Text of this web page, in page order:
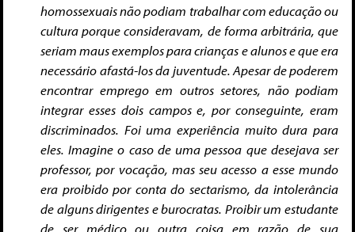
homossexuais não podiam trabalhar com educação ou
cultura porque consideravam, de forma arbitrária, que
seriam maus exemplos para crianças e alunos e que era
necessário afastá-los da juventude. Apesar de poderem
encontrar emprego em outros setores, não podiam
integrar esses dois campos e, por conseguinte, eram
discriminados. Foi uma experiência muito dura para
eles. Imagine o caso de uma pessoa que desejava ser
professor, por vocação, mas seu acesso a esse mundo
era proibido por conta do sectarismo, da intolerância
de alguns dirigentes e burocratas. Proibir um estudante
de ser médico ou outra coisa em razão de sua